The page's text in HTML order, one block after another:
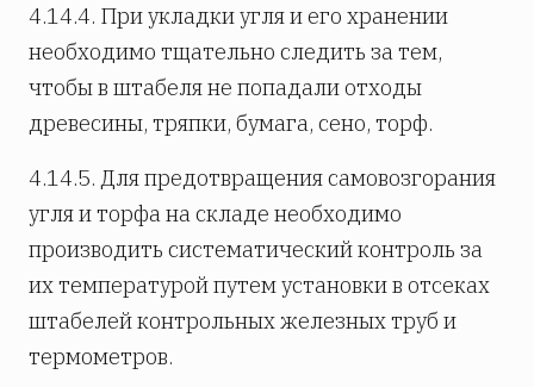
4.14.4. При укладки угля и его хранении
необходимо тщательно следить за тем,
чтобы в штабеля не попадали отходы
древесины, тряпки, бумага, сено, торф.
4.14.5. Для предотвращения самовозгорания
угля и торфа на складе необходимо
производить систематический контроль за
их температурой путем установки в отсеках
штабелей контрольных железных труб и
термометров.